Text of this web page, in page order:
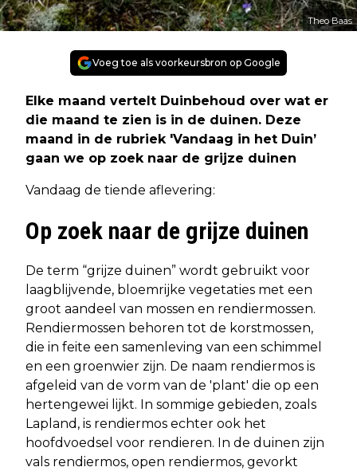
Theo Baas
Voeg toe als voorkeursbron op Google
Elke maand vertelt Duinbehoud over wat er
die maand te zien is in de duinen. Deze
maand in de rubriek 'Vandaag in het Duin’
gaan we op zoek naar de grijze duinen
Vandaag de tiende aflevering:
Op zoek naar de grijze duinen
De term “grijze duinen” wordt gebruikt voor
laagblijvende, bloemrijke vegetaties met een
groot aandeel van mossen en rendiermossen.
Rendiermossen behoren tot de korstmossen,
die in feite een samenleving van een schimmel
en een groenwier zijn. De naam rendiermos is
afgeleid van de vorm van de 'plant' die op een
hertengewei lijkt. In sommige gebieden, zoals
Lapland, is rendiermos echter ook het
hoofdvoedsel voor rendieren. In de duinen zijn
vals rendiermos, open rendiermos, gevorkt